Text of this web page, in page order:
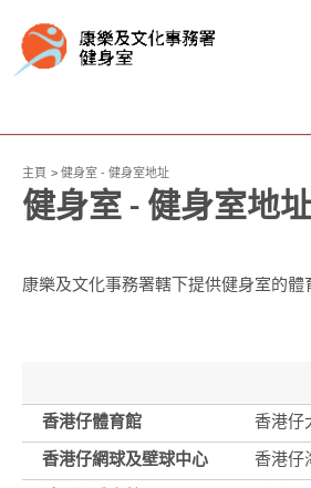
主頁 健身室 - 健身室地址
健身室 - 健身室地
康樂及文化事務署轄下提供健身室的
香港仔體育館 香港仔
香港仔網球及壁球中心 香港仔